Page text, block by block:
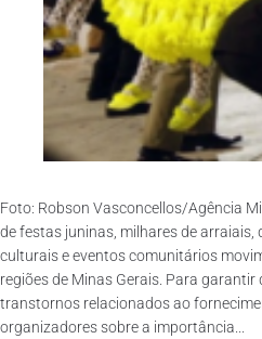
Foto: Robson Vasconcellos/Agência
de festas juninas, milhares de arraiais,
culturais e eventos comunitários
regiões de Minas Gerais. Para
transtornos relacionados ao
organizadores sobre a importância...